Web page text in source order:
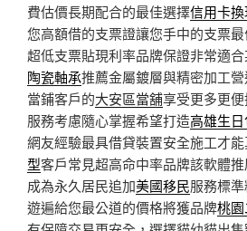
費估價長期配合的最佳選擇信用卡
您高額借的支票證讓您手中的支票
超低支票貼現利率品牌保證非常適
陶瓷軸承推薦金屬鍍層與精密加工
當鋪客戶的大安區當舖享受更多更
服務考慮隨心掌握希望打造高雄生
網友經驗最具借貸裝置安全施工才
型客戶常見超高命中率品牌該軟體
成為永久居民追加美國移民服務標
遊遍給您最公道的價格將獲品牌桃